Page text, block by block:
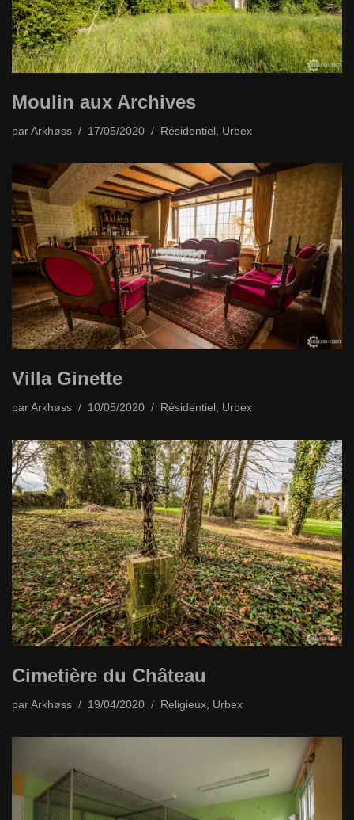
Moulin aux Archives
par Arkhøss 17/05/2020 Résidentiel Urbex
Villa Ginette
par Arkhøss 10/05/2020 Résidentiel , Urbex
Cimetière du Château
par Arkhøss 19/04/2020 Religieux, Urbex